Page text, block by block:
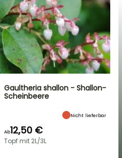
Gaultheria shallon - Shallon-
Scheinbeere
Nicht lieferbar
Ab12,50 €
Topf mit 2L/3L